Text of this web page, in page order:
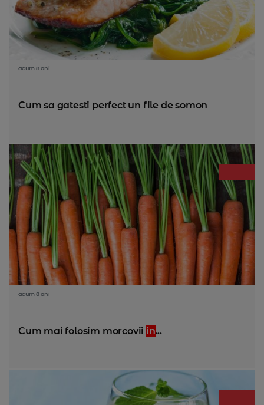
acum 8 ani
Cum sa gatesti perfect un file de somon
acum 8 ani
Cum mai folosim morcovii in...